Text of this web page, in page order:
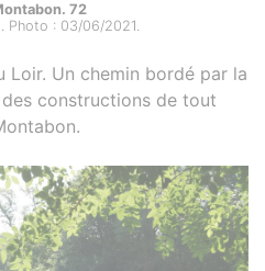
72
Photo : 03/06/2021.
Loir. Un chemin bordé par la
constructions de tout